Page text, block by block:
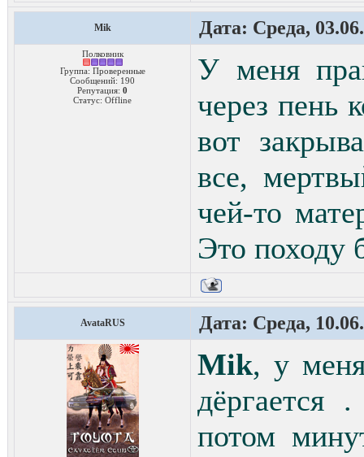
Mik Дата: Среда,
Полковник
Группа: Проверенные
Сообщений: 190
Репутация: 0
Статус: Offline
У меня
через пень
вот
все,
чей-то
Это походу
AvataRUS Дата: Среда,
Mik, у
дёргается
потом